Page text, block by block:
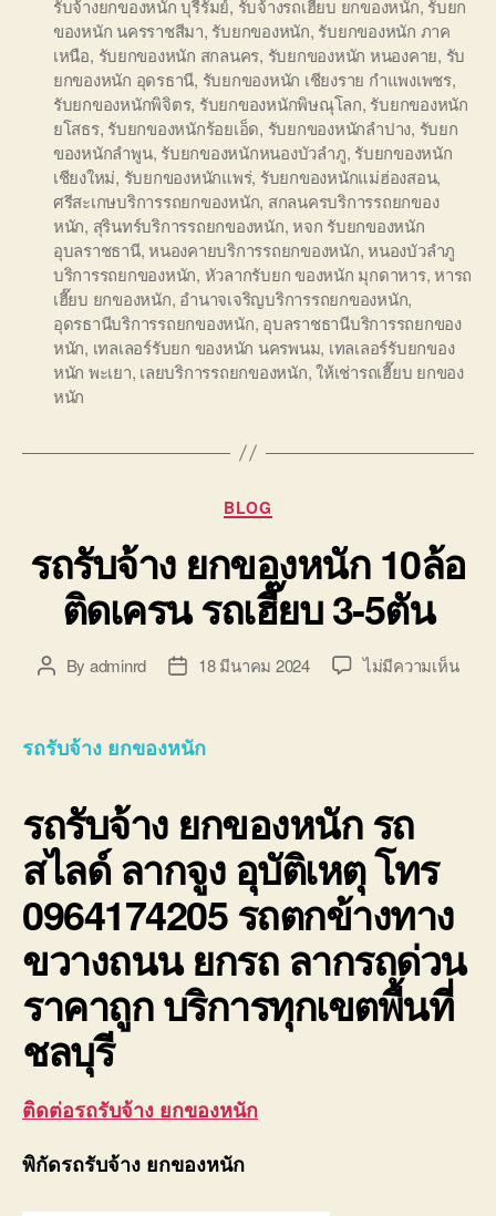
รับจ้างยกของหนัก บุรีรัมย์, รับจ้างรถเฮี๊ยบ ยกของหนัก, รับยก
ของหนัก นครราชสีมา, รับยกของหนัก, รับยกของหนัก ภาค
เหนือ, รับยกของหนัก สกลนคร, รับยกของหนัก หนองคาย, รับ
ยกของหนัก อุดรธานี, รับยกของหนัก เชียงราย กำแพงเพชร,
รับยกของหนักพิจิตร, รับยกของหนักพิษณุโลก, รับยกของหนัก
ยโสธร, รับยกของหนักร้อยเอ็ด, รับยกของหนักลำปาง, รับยก
ของหนักลำพูน, รับยกของหนักหนองบัวลำภู, รับยกของหนัก
เชียงใหม่, รับยกของหนักแพร่, รับยกของหนักแม่ฮ่องสอน,
ศรีสะเกษบริการรถยกของหนัก, สกลนครบริการรถยกของ
หนัก, สุรินทร์บริการรถยกของหนัก,หจก รับยกของหนัก
อุบลราชธานี,หนองคายบริการรถยกของหนัก,หนองบัวลำภู
บริการรถยกของหนัก, หัวลากรับยก ของหนัก มุกดาหาร,หารถ
เฮี๊ยบ ยกของหนัก, อำนาจเจริญบริการรถยกของหนัก,
อุดรธานีบริการรถยกของหนัก, อุบลราชธานีบริการรถยกของ
หนัก, เทลเลอร์รับยก ของหนัก นครพนม, เทลเลอร์รับยกของ
หนัก พะเยา, เลยบริการรถยกของหนัก,ให้เช่ารถเฮี๊ยบ ยกของ
หนัก
Categories
BLOG
รถรับจ้าง ยกของหนัก 10ล้อ
ติดเครน รถเฮี๊ยบ 3-5ตัน
PostBy adminrd
Post18 มีนาคม 2024 ไม่มีความเห็นบน
5ตัน
รถรับจ้าง ยกของหนัก
รถรับจ้าง ยกของหนักรถ
สไลด์ ลากจูง อุบัติเหตุ โทร
0964174205 รถตกข้างทาง
ขวางถนน ยกรถ ลากรถด่วน
ราคาถูก บริการทุกเขตพื้นที่
ชลบุรี
ติดต่อรถรับจ้าง ยกของหนัก
พิกัดรถรับจ้าง ยกของหนัก